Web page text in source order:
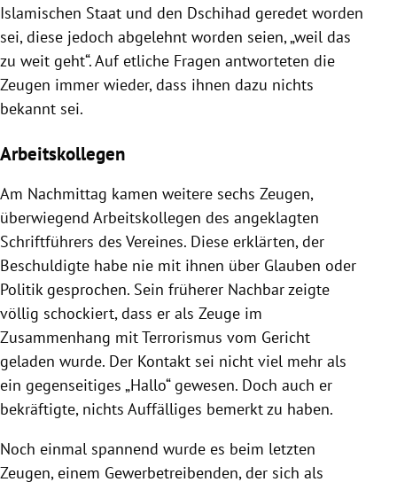
Islamischen Staat und den Dschihad geredet worden
sei, diese jedoch abgelehnt worden seien, „weil das
zu weit geht“. Auf etliche Fragen antworteten die
Zeugen immer wieder, dass ihnen dazu nichts
bekannt sei.
Arbeitskollegen
Am Nachmittag kamen weitere sechs Zeugen,
überwiegend Arbeitskollegen des angeklagten
Schriftführers des Vereines. Diese erklärten, der
Beschuldigte habe nie mit ihnen über Glauben oder
Politik gesprochen. Sein früherer Nachbar zeigte
völlig schockiert, dass er als Zeuge im
Zusammenhang mit Terrorismus vom Gericht
geladen wurde. Der Kontakt sei nicht viel mehr als
ein gegenseitiges „Hallo“ gewesen. Doch auch er
bekräftigte, nichts Auffälliges bemerkt zu haben.
Noch einmal spannend wurde es beim letzten
Zeugen, einem Gewerbetreibenden, der sich als